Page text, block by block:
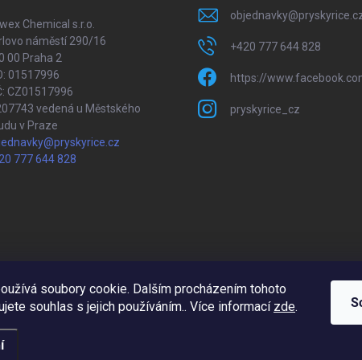
soubory cookie. Dalším procházením tohoto
souhlas s jejich používáním.. Více informací zde.
Chemical s.r.o.
náměstí 290/16
00 Praha 2
01517996
CZ01517996
vedená u Městského
v Praze
777 644 828
objednavky@
+420 777 644 828
https://
pryskyrice_cz
Upravil 404notfound.cz